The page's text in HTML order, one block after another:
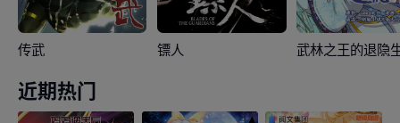
传武 镖人 武林之王的退隐
近期热门